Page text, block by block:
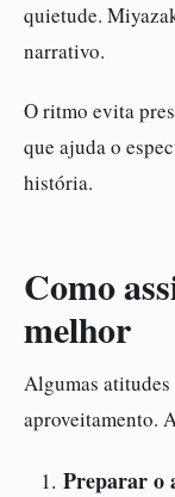
quietude.
narrativo.
O ritmo evita
que ajuda o
história.
Como
melhor
Algumas atitudes
aproveitamento.
Preparar o